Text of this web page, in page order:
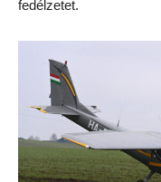
fedélzetet.